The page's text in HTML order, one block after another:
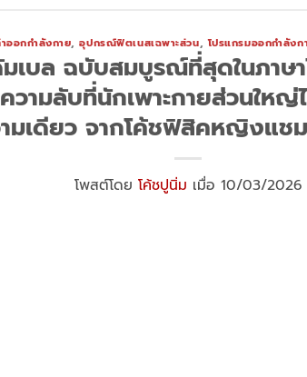
ออกกำลังกาย,อุปกรณ์ฟิตเนสเฉพาะส่วน,โปรแกรมออกกำลังก
มเบล ฉบับสมบูรณ์ที่สุดในภาษ
ามลับที่นักเพาะกายส่วนใหญ่
มเดียว จากโค้ชฟิสิคหญิงแชม
โพสต์โดย โค้ชปูนิ่ม เมื่อ 10/03/2026